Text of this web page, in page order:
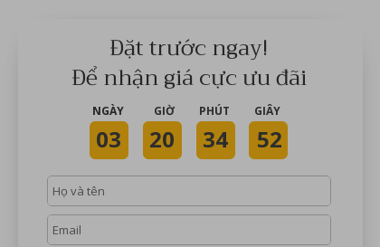
Đặt trước ngay!
Để nhận giá cực ưu đãi
NGÀY GIỜ GIÂY
PHÚT
03 20 34 52